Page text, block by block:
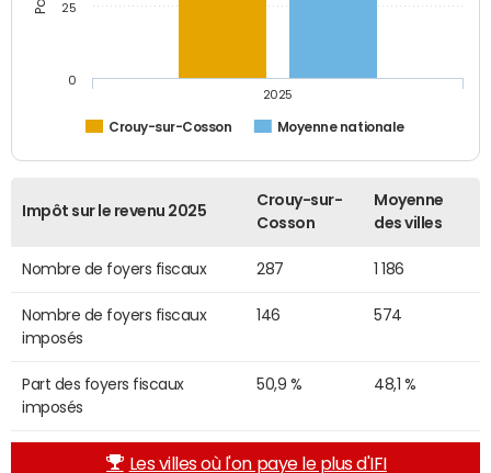
Crouy-sur-Cosson Moyenne nationale
2025
0
25
Impôt sur le revenu 2025
Crouy-sur-
Cosson
Moyenne
des villes
Nombre de foyers fiscaux 287 1 186
Nombre de foyers fiscaux
imposés
146 574
Part des foyers fiscaux
imposés
50,9 % 48,1 %
Les villes où l'on paye le plus d'IFI